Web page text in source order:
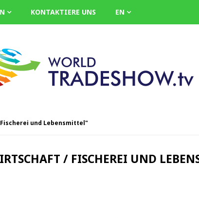
KONTAKTIERE UNS EN
und Lebensmittel"
/ FISCHEREI UND